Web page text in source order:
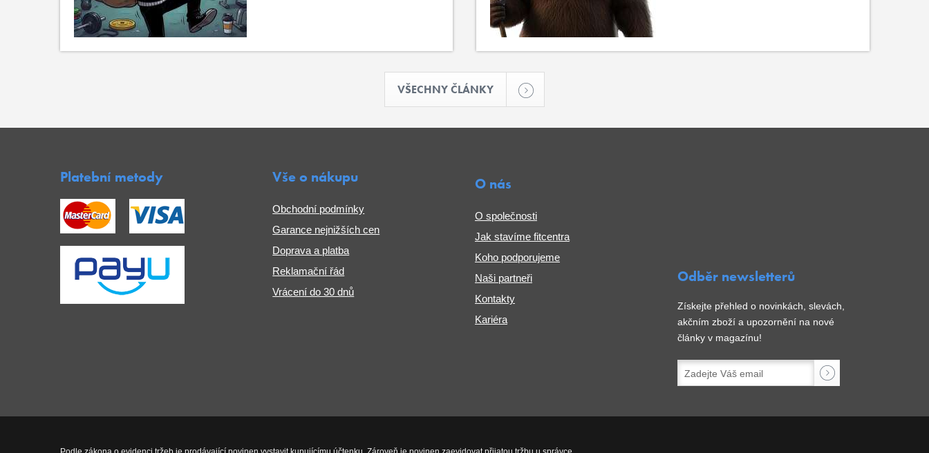
VŠECHNY ČLÁNKY
Platební metody Vše o nákupu
Obchodní podmínky
Garance nejnižších cen
Doprava a platba
Reklamační řád
Vrácení do 30 dnů
O nás
O společnosti
Jak stavíme fitcentra
Koho podporujeme
Naši partneři
Kontakty
Kariéra
Odběr newsletterů
Získejte přehled o novinkách, slevách,
akčním zboží a upozornění na nové
články v magazínu!